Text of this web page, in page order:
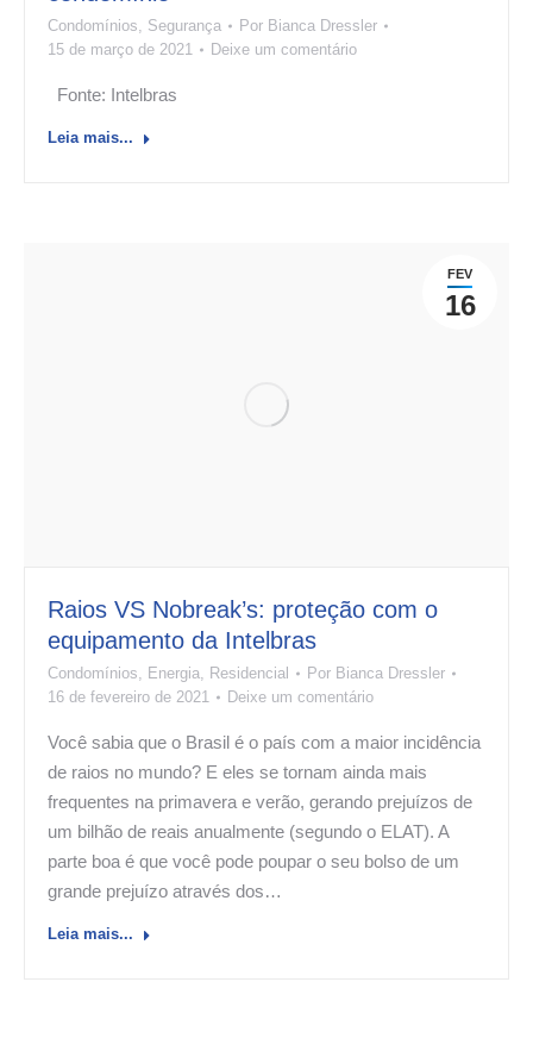
Condomínios, Segurança Por Bianca Dressler
15 de março de 2021
Deixe um comentário
Fonte: Intelbras
Leia mais...
FEV
16
Raios VS Nobreak’s: proteção com o
equipamento da Intelbras
Condomínios, Energia, Residencial Por Bianca Dressler
16 de fevereiro de 2021
Deixe um comentário
Você sabia que o Brasil é o país com a maior incidência
de raios no mundo? E eles se tornam ainda mais
frequentes na primavera e verão, gerando prejuízos de
um bilhão de reais anualmente (segundo o ELAT). A
parte boa é que você pode poupar o seu bolso de um
grande prejuízo através dos…
Leia mais...